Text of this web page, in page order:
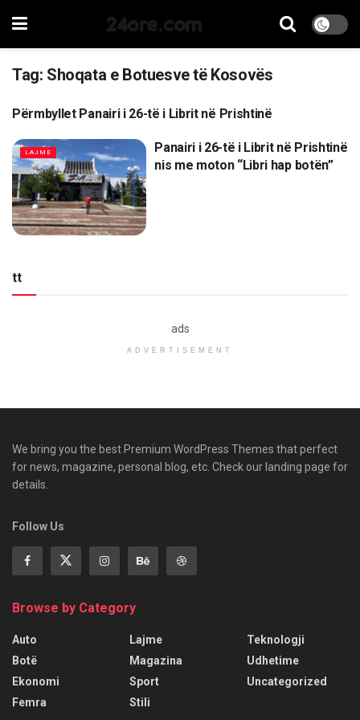
24ore.com
Tag: Shoqata e Botuesve të Kosovës
LAJME
Përmbyllet Panairi i 26-të i Librit në Prishtinë
LAJME
Panairi i 26-të i Librit në Prishtinë
nis me moton “Libri hap botën”
tt
ads
ADVERTISEMENT
We bring you the best Premium WordPress Themes that perfect
for news, magazine, personal blog, etc. Check our landing page for
details.
Follow Us
Browse by Category
Auto
Botë
Ekonomi
Femra
Lajme
Magazina
Sport
Stili
Teknologji
Udhetime
Uncategorized